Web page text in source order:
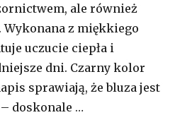
ale również
Wykonana z miękkiego
uczucie ciepła i
dni. Czarny kolor
sprawiają, że bluza jest
doskonale …